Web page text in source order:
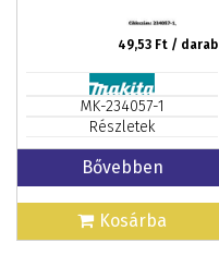
49,53 Ft / darab
MK-234057-1
Részletek
Bővebben
Kosárba